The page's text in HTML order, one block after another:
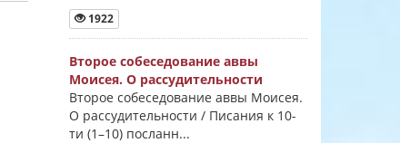
1922
Второе собеседование аввы
Моисея. О рассудительности
Второе собеседование аввы Моисея.
О рассудительности / Писания к 10-
ти (1–10) посланн...